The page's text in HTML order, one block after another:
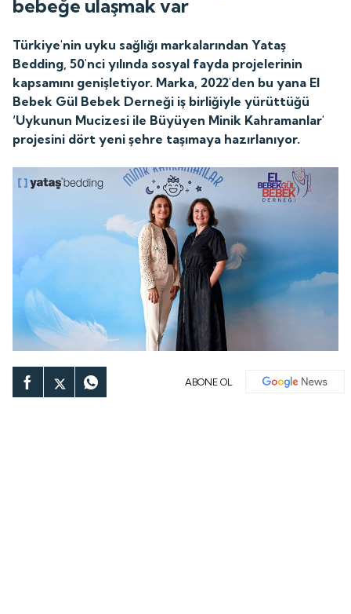
bebeğe ulaşmak var
Türkiye'nin uyku sağlığı markalarından Yataş
Bedding, 50'nci yılında sosyal fayda projelerinin
kapsamını genişletiyor. Marka, 2022'den bu yana El
Bebek Gül Bebek Derneği iş birliğiyle yürüttüğü
‘Uykunun Mucizesi ile Büyüyen Minik Kahramanlar'
projesini dört yeni şehre taşımaya hazırlanıyor.
ABONE OL